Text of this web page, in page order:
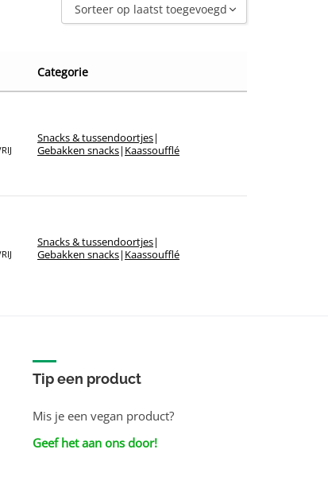
Sorteer op laatst toegevoegd
Sorteer op naam Z - A
Sorteer op merk
Categorie
Snacks & tussendoortjes|
Gebakken snacks| Kaassoufflé
Snacks & tussendoortjes|
Gebakken snacks| Kaassoufflé
Tip een product
Mis je een vegan product?
Geef het aan ons door!